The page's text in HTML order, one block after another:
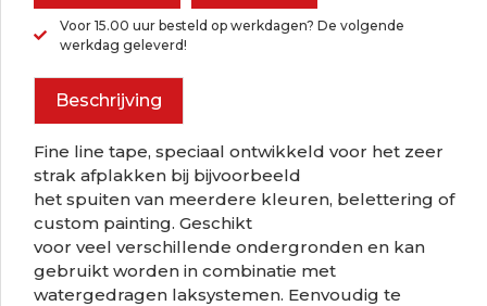
Voor 15.00 uur besteld op werkdagen? De volgende
werkdag geleverd!
Beschrijving
Fine line tape, speciaal ontwikkeld voor het zeer
strak afplakken bij bijvoorbeeld
het spuiten van meerdere kleuren, belettering of
custom painting. Geschikt
voor veel verschillende ondergronden en kan
gebruikt worden in combinatie met
watergedragen laksystemen. Eenvoudig te